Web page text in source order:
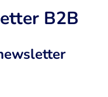
B2B